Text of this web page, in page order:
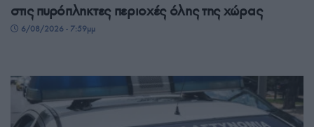
στις πυρόπληκτες περιοχές όλης της χώρας
6/08/2026 - 7:59μμ